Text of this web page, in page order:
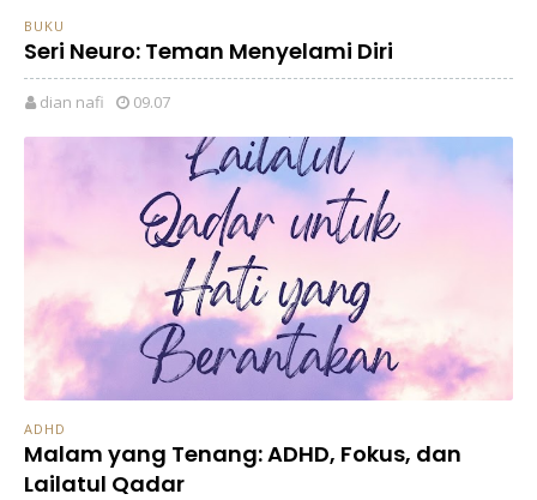
BUKU
Seri Neuro: Teman Menyelami Diri
dian nafi 09.07
ADHD
Malam yang Tenang: ADHD, Fokus, dan
Lailatul Qadar